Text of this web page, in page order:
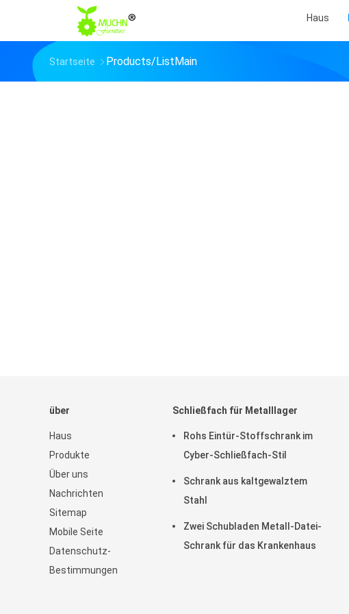
Haus
Startseite Products/ListMain
über
Haus
Produkte
Über uns
Nachrichten
Sitemap
Mobile Seite
Datenschutz-
Bestimmungen
Schließfach für Metalllager
Rohs Eintür-Stoffschrank im
Cyber-Schließfach-Stil
Schrank aus kaltgewalztem
Stahl
Zwei Schubladen Metall-Datei-
Schrank für das Krankenhaus